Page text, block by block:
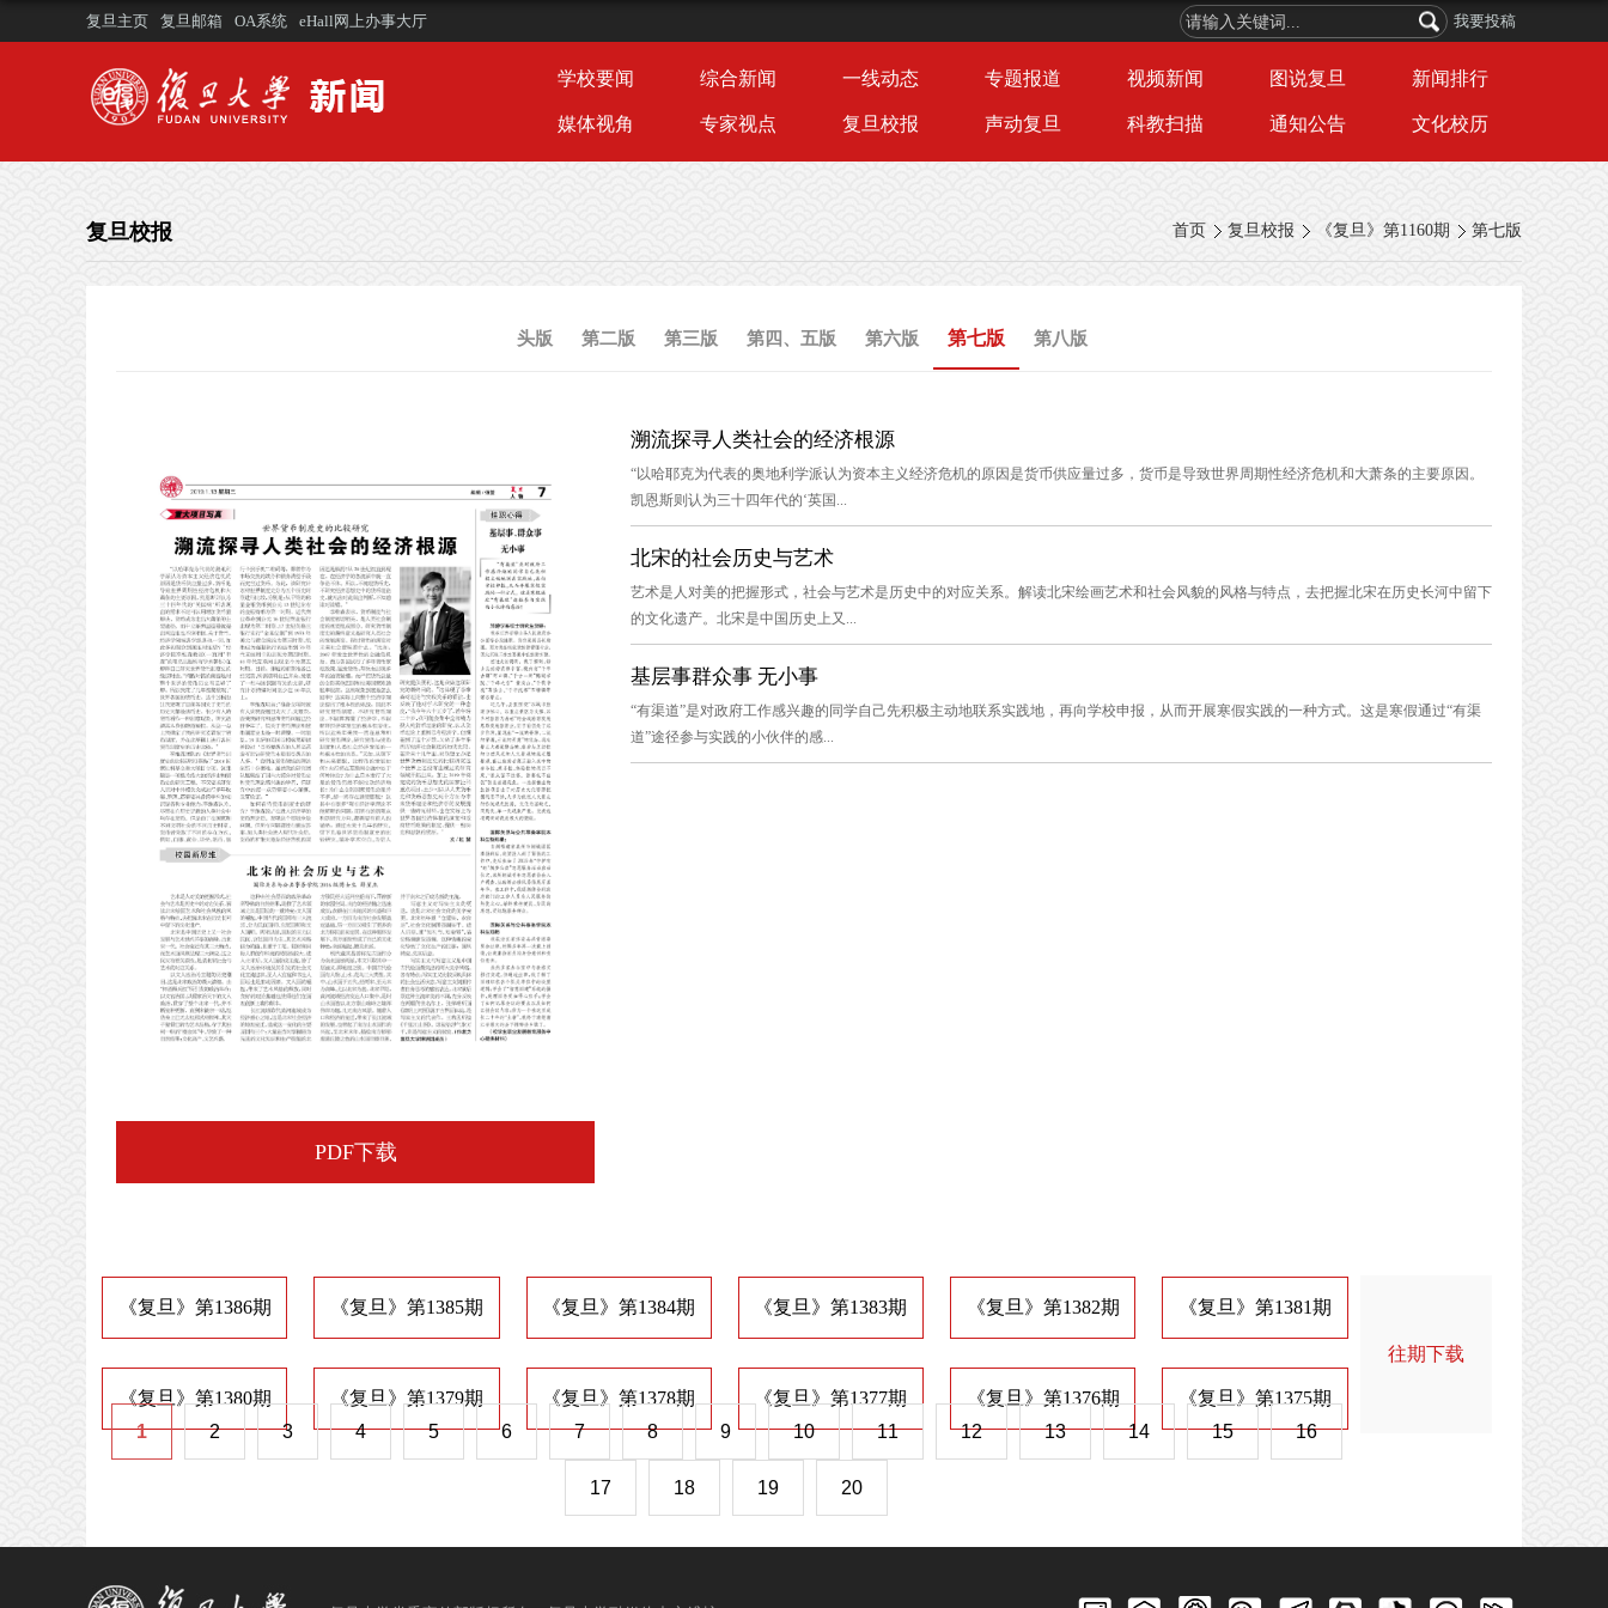
复旦主页 复旦邮箱 OA系统 eHall网上办事大厅 我要投稿
学校要闻 综合新闻 一线动态 专题报道 视频新闻 图说复旦 新闻排行
媒体视角 专家视点 复旦校报 声动复旦 科教扫描 通知公告 文化校历
首页 复旦校报 《复旦》第1160期 第七版
复旦校报
头版 第二版 第三版 第四、五版 第六版 第七版 第八版
PDF下载
溯流探寻人类社会的经济根源
“以哈耶克为代表的奥地利学派认为资本主义经济危机的原因是货币供应量过多，货币是导致世界周期性经济危机和大萧条的主要原因。
凯恩斯则认为三十四年代的‘英国...
北宋的社会历史与艺术
艺术是人对美的把握形式，社会与艺术是历史中的对应关系。解读北宋绘画艺术和社会风貌的风格与特点，去把握北宋在历史长河中留下
的文化遗产。北宋是中国历史上又...
基层事群众事 无小事
“有渠道”是对政府工作感兴趣的同学自己先积极主动地联系实践地，再向学校申报，从而开展寒假实践的一种方式。这是寒假通过“有渠
道”途径参与实践的小伙伴的感...
《复旦》第1386期 《复旦》第1385期 《复旦》第1384期 《复旦》第1383期 《复旦》第1382期 《复旦》第1381期
《复旦》第1380期 《复旦》第1379期 《复旦》第1378期 《复旦》第1377期 《复旦》第1376期 《复旦》第1375期
1
2 3 4 5 6 7 8 9 10 11 12 13 14 15 16
17 18 19 20
往期下载